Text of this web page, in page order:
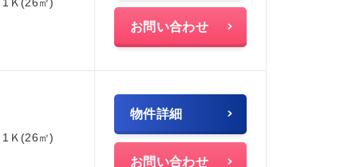
お問い合わせ
1Ｋ(26㎡)
物件詳細
お問い合わせ